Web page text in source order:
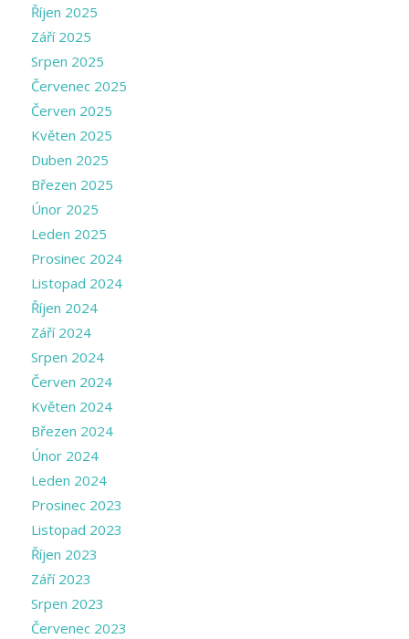
Říjen 2025
Září 2025
Srpen 2025
Červenec 2025
Červen 2025
Květen 2025
Duben 2025
Březen 2025
Únor 2025
Leden 2025
Prosinec 2024
Listopad 2024
Říjen 2024
Září 2024
Srpen 2024
Červen 2024
Květen 2024
Březen 2024
Únor 2024
Leden 2024
Prosinec 2023
Listopad 2023
Říjen 2023
Září 2023
Srpen 2023
Červenec 2023